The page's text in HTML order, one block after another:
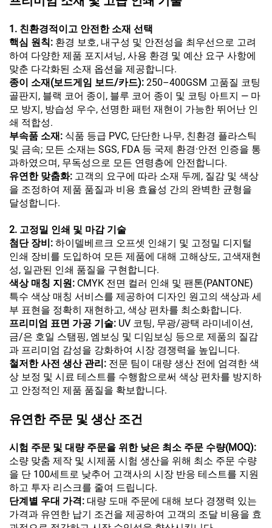
1. 친환경적이고 안전한 소재 선택
핵심 원칙: 환경 보호, 내구성 및 안전성을 최우선으로 고려
하여 다양한 제품 포지셔닝, 사용 환경 및 예산 요구 사항에
맞춘 다각화된 소재 옵션을 제공합니다.
종이 소재(보드게임 보드/카드): 250–400GSM 고품질 코팅
골판지, 블랙 코어 종이, 블루 코어 종이 및 코팅 아트지 — 마
모 방지, 방습성 우수, 선명한 패턴 재현이 가능한 뛰어난 인
쇄 적합성.
부속품 소재: 식품 등급 PVC, 단단한 나무, 친환경 플라스틱
및 금속; 모든 소재는 SGS, FDA 등 국제 환경·안전 인증을 통
과하였으며, 무독성으로 모든 연령층에 안전합니다.
유연한 맞춤화: 고객의 요구에 따라 소재 두께, 질감 및 색상
을 조정하여 제품 품질과 비용 효율성 간의 완벽한 균형을
달성합니다.
2. 고정밀 인쇄 및 마감 기술
첨단 장비: 하이델베르크 오프셋 인쇄기 및 고정밀 디지털
인쇄 장비를 도입하여 모든 제품에 대해 고해상도, 고색재현
성, 일관된 인쇄 품질을 구현합니다.
색상 매칭 지원: CMYK 전면 컬러 인쇄 및 팬톤(PANTONE)
특수 색상 매칭 서비스를 제공하여 디자인 원고의 색상과 세
부 표현을 정확히 재현하고, 색상 편차를 최소화합니다.
프리미엄 표면 가공 기술: UV 코팅, 무광/광택 라미네이션,
금/은 호일 스탬핑, 엠보싱 및 디임보싱 등으로 제품의 질감
과 프리미엄 감성을 강화하여 시장 경쟁력을 높입니다.
철저한 사전 생산 관리: 전문 팀이 대량 생산 전에 엄격한 색
상 보정 및 시료 테스트를 수행함으로써 색상 편차를 방지하
고 안정적인 제품 품질을 확보합니다.
유연한 주문 및 생산 조건
시험 주문 및 대량 주문을 위한 낮은 최소 주문 수량(MOQ):
소량 맞춤 제작 및 시제품 시험 생산을 위해 최소 주문 수량
을 단 100세트로 낮추어 고객사의 시장 반응 테스트를 지원
하고 투자 리스크를 줄여 드립니다.
단계별 우대 가격: 대량 도매 주문에 대해 보다 경쟁력 있는
가격과 유연한 납기 조건을 제공하여 고객의 조달 비용을 효